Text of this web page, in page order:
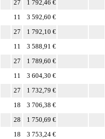
27
1 792,46 €
11
3 592,60 €
27
1 792,10 €
11
3 588,91 €
27
1 789,60 €
11
3 604,30 €
27
1 732,79 €
18
3 706,38 €
28
1 750,69 €
18
3 753,24 €